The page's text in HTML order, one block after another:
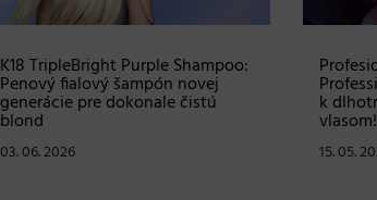
Súťaž ku Dňu matiek: vyhrajte
sadu s produktmi RevitaLash v
hodnote viac ako 100 €
07. 05. 2026 30. 04.